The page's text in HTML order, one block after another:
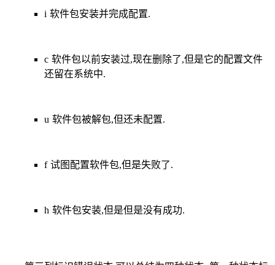
i 软件包安装并完成配置.
c 软件包以前安装过,现在删除了,但是它的配置文件
还留在系统中.
u 软件包被解包,但还未配置.
f 试图配置软件包,但是失败了.
h 软件包安装,但是但是没有成功.